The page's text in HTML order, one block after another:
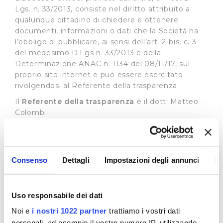
Consenso Dettagli Impostazioni degli annunci
Uso responsabile dei dati
Noi e i nostri 1022 partner trattiamo i vostri dati
Lgs. n. 33/2013, consiste nel diritto attribuito a
qualunque cittadino di chiedere e ottenere
documenti, informazioni o dati che la Società ha
l’obbligo di pubblicare, ai sensi dell’art. 2-bis, c. 3
del medesimo D.Lgs n. 33/2013 e della
Determinazione ANAC n. 1134 del 08/11/17, sul
proprio sito internet e può essere esercitato
rivolgendosi al Referente della trasparenza.
Il Referente della trasparenza è il dott. Matteo
Colombi.
Il recapito appositamente dedicato alla
presentazione di dette istante è il seguente:
accessocivico@publiacqua.it
qualificato e deve essere soddisfatta entro 30
dell’informazione o del dato richiesto sul sito